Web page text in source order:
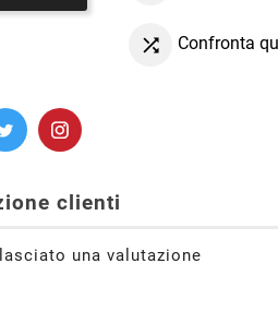
 Confronta
clienti
una valutazione